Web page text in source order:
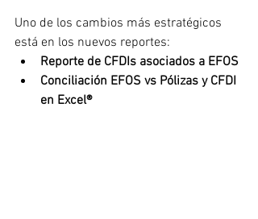
Uno de los cambios más estratégicos
está en los nuevos reportes:
Reporte de CFDIs asociados a EFOS
Conciliación EFOS vs Pólizas y CFDI
en Excel®